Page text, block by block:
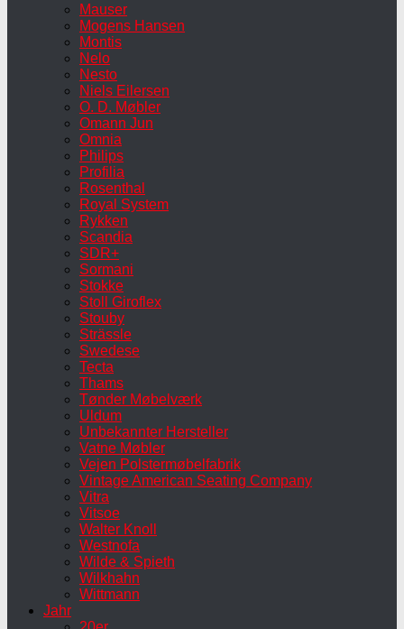
Mauser
Mogens Hansen
Montis
Nelo
Nesto
Niels Eilersen
O. D. Møbler
Omann Jun
Omnia
Philips
Profilia
Rosenthal
Royal System
Rykken
Scandia
SDR+
Sormani
Stokke
Stoll Giroflex
Stouby
Strässle
Swedese
Tecta
Thams
Tønder Møbelværk
Uldum
Unbekannter Hersteller
Vatne Møbler
Vejen Polstermøbelfabrik
Vintage American Seating Company
Vitra
Vitsoe
Walter Knoll
Westnofa
Wilde & Spieth
Wilkhahn
Wittmann
Jahr